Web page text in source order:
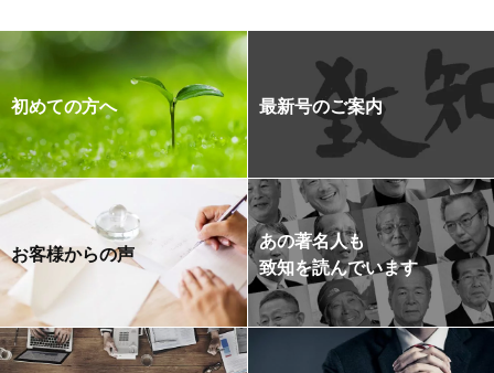
初めての方へ 最新号のご案内
お客様からの声
あの著名人も
致知を読んでいます